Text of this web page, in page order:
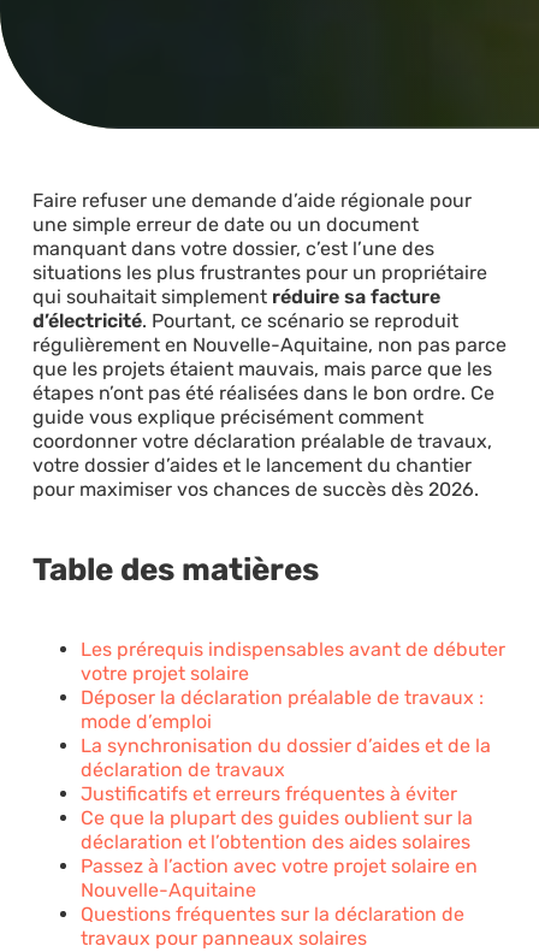
Faire refuser une demande d’aide régionale pour
une simple erreur de date ou un document
manquant dans votre dossier, c’est l’une des
situations les plus frustrantes pour un propriétaire
qui souhaitait simplement réduire sa facture
d’électricité. Pourtant, ce scénario se reproduit
régulièrement en Nouvelle-Aquitaine, non pas parce
que les projets étaient mauvais, mais parce que les
étapes n’ont pas été réalisées dans le bon ordre. Ce
guide vous explique précisément comment
coordonner votre déclaration préalable de travaux,
votre dossier d’aides et le lancement du chantier
pour maximiser vos chances de succès dès 2026.
Table des matières
Les prérequis indispensables avant de débuter
votre projet solaire
Déposer la déclaration préalable de travaux :
mode d’emploi
La synchronisation du dossier d’aides et de la
déclaration de travaux
Justificatifs et erreurs fréquentes à éviter
Ce que la plupart des guides oublient sur la
déclaration et l’obtention des aides solaires
Passez à l’action avec votre projet solaire en
Nouvelle-Aquitaine
Questions fréquentes sur la déclaration de
travaux pour panneaux solaires